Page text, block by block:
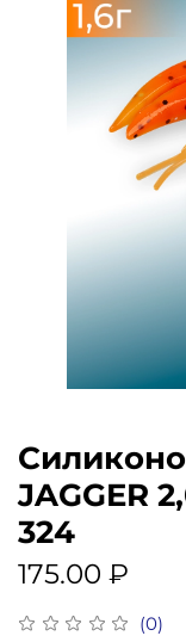
(0)
JAGGER
324
175.00 ₽